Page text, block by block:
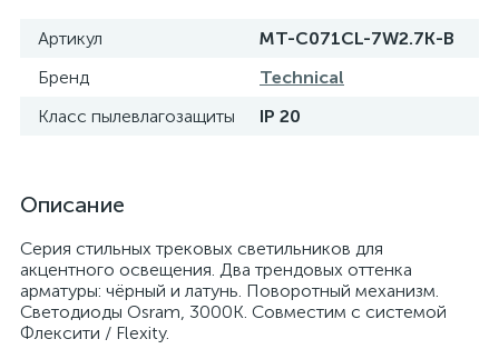
Артикул
MT-C071CL-7W2.7K-B
Бренд
Technical
Класс пылевлагозащиты
IP 20
Описание
Серия стильных трековых светильников для
акцентного освещения. Два трендовых оттенка
арматуры: чёрный и латунь. Поворотный механизм.
Светодиоды Osram, 3000K. Совместим с системой
Флексити / Flexity.